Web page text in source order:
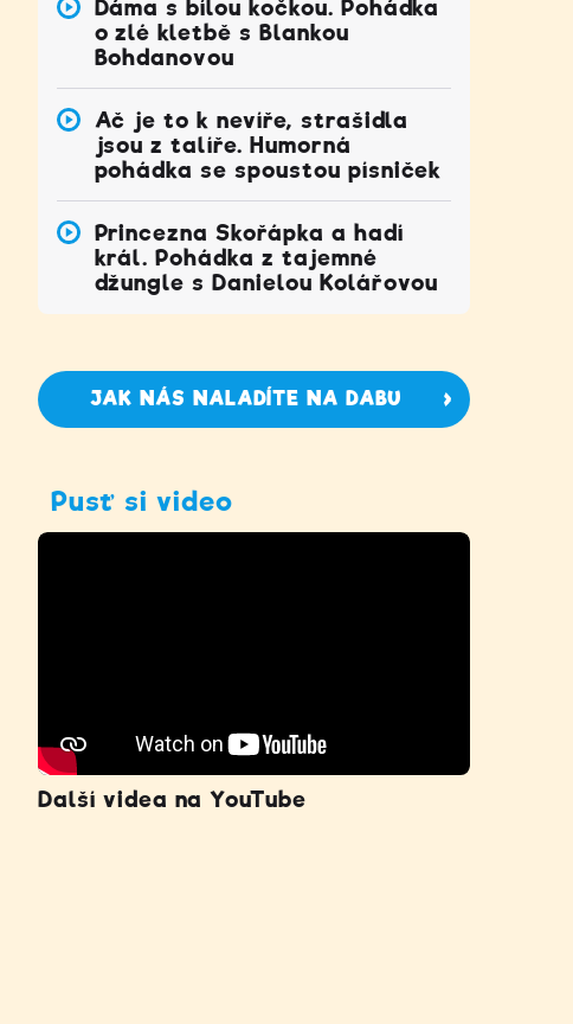
Dáma s bílou kočkou. Pohádka
o zlé kletbě s Blankou
Bohdanovou
Ač je to k nevíře, strašidla
jsou z talíře. Humorná
pohádka se spoustou písniček
Princezna Skořápka a hadí
král. Pohádka z tajemné
džungle s Danielou Kolářovou
JAK NÁS NALADÍTE NA DABU
Pusť si video
Další videa na YouTube